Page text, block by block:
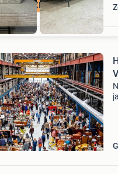
Ook Met Kleurkeuze